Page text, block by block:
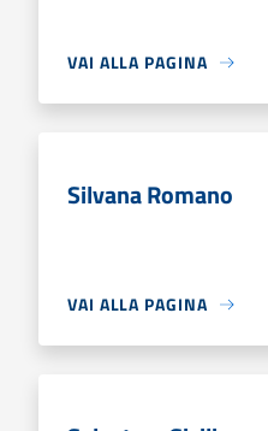
VAI ALLA PAGINA
Silvana Romano
VAI ALLA PAGINA